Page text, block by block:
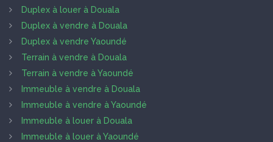
Duplex à louer à Douala
Duplex à vendre à Douala
Duplex à vendre Yaoundé
Terrain à vendre à Douala
Terrain à vendre à Yaoundé
Immeuble à vendre à Douala
Immeuble à vendre à Yaoundé
Immeuble à louer à Douala
Immeuble à louer à Yaoundé